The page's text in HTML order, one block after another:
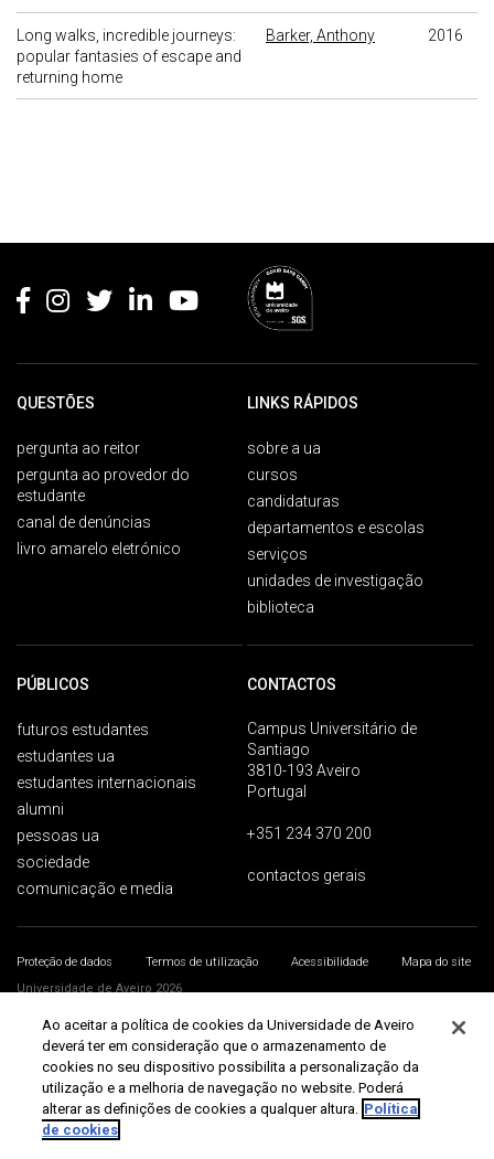
Long walks, incredible journeys:
popular fantasies of escape and
returning home
Barker, Anthony 2016
QUESTÕES
pergunta ao reitor
pergunta ao provedor do
estudante
canal de denúncias
livro amarelo eletrónico
LINKS RÁPIDOS
sobre a ua
cursos
candidaturas
departamentos e escolas
serviços
unidades de investigação
biblioteca
PÚBLICOS
futuros estudantes
estudantes ua
estudantes internacionais
alumni
pessoas ua
sociedade
comunicação e media
CONTACTOS
Campus Universitário de
Santiago
3810-193 Aveiro
Portugal
+351 234 370 200
contactos gerais
Proteção de dados Termos de utilização Acessibilidade
Mapa do site
Universidade de Aveiro 2026
Ao aceitar a política de cookies da Universidade de Aveiro
deverá ter em consideração que o armazenamento de
cookies no seu dispositivo possibilita a personalização da
utilização e a melhoria de navegação no website. Poderá
alterar as definições de cookies a qualquer altura. Política
de cookies